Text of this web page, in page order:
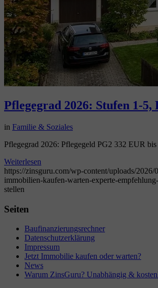
Pflegegrad 2026: Stufen 1-
in Familie & Soziales
Pflegegrad 2026: Pflegegeld PG2 332 EUR
Weiterlesen
https://zinsguru.com/wp-content/uploads/
immobilien-kaufen-warten-experte-
stellen
Seiten
Baufinanzierungsrechner
Datenschutzerklärung
Impressum
Jetzt Immobilie kaufen oder warten?
News
Warum ZinsGuru? Unabhängig &